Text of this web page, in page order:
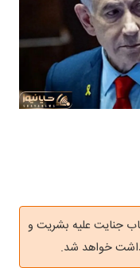
جنایت علیه بشریت و
خواهد شد.